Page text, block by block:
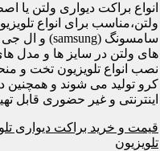
انواع براکت دیواری ولتن یا
ولتن،مناسب برای انواع
های ولتن در سایز ها و مدل
نصب انواع تلویزیون تخت و
کرو تولید می شوند و همچنین
اینترنتی و غیر حضوری قابل
قیمت و خرید براکت دیواری
تلویزیون